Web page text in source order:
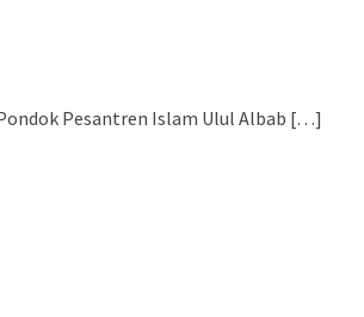
Pesantren Islam Ulul Albab […]